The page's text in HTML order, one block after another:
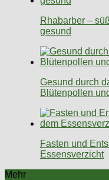
Rhabarber –
gesund
Gesund durch
Blütenpollen
Fasten und
Essensverzicht
Mehr